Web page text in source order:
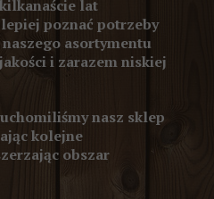
lat
poznać potrzeby
asortymentu
i zarazem niskiej
nasz sklep
kolejne
obszar